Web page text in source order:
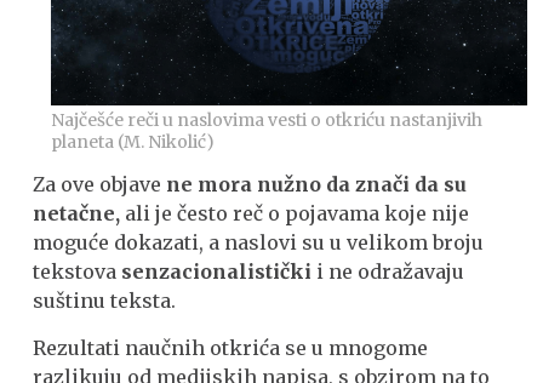
Najčešće reči u naslovima vesti o otkriću nastanjivih
planeta (M. Nikolić)
Za ove objave ne mora nužno da znači da su
netačne, ali je često reč o pojavama koje nije
moguće dokazati, a naslovi su u velikom broju
tekstova senzacionalistički i ne odražavaju
suštinu teksta.
Rezultati naučnih otkrića se u mnogome
razlikuju od medijskih napisa, s obzirom na to